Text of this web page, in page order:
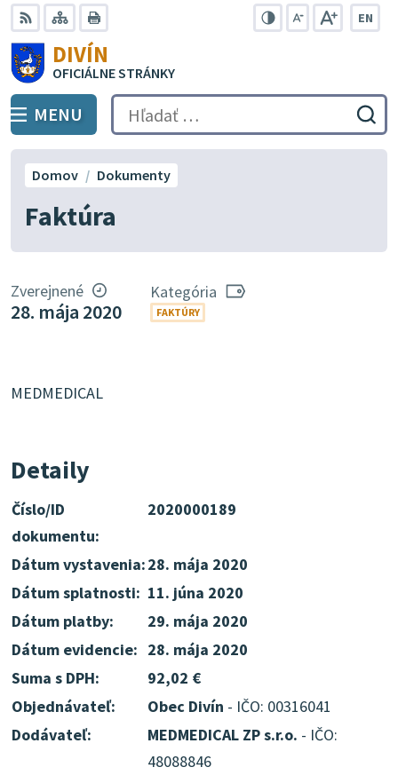
Preskočiť
na
obsah
RSS Mapa
EN
DIVÍN
OFICIÁLNE STRÁNKY
PREPNÚŤ
MENU Hľadať:
Faktúra
Domov Dokumenty
Zverejnené
28. mája 2020
Kategória
FAKTÚRY
MEDMEDICAL
Detaily
Číslo/ID
dokumentu:
2020000189
Dátum vystavenia:28. mája 2020
Dátum splatnosti: 11. júna 2020
Dátum platby:
29. mája 2020
Dátum evidencie: 28. mája 2020
Suma s DPH:
92,02 €
Objednávateľ:
Obec Divín - IČO: 00316041
Dodávateľ:
MEDMEDICAL ZP s.r.o. - IČO:
48088846